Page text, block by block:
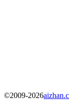
©2009-2026